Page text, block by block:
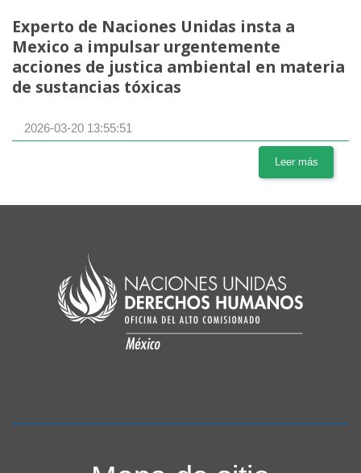
Experto de Naciones Unidas insta a
Mexico a impulsar urgentemente
acciones de justica ambiental en materia
de sustancias tóxicas
2026-03-20 13:55:51
Leer más